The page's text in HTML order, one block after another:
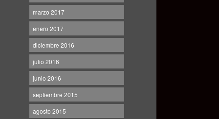
marzo 2017
enero 2017
diciembre 2016
julio 2016
junio 2016
septiembre 2015
agosto 2015